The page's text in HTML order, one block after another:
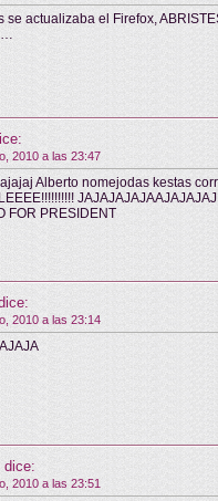
se actualizaba el Firefox,
2010 a las 23:47
Alberto nomejodas kestas
JAJAJAJAJAAJAJAJAJ
FOR PRESIDENT
2010 a las 23:14
dice:
2010 a las 23:51